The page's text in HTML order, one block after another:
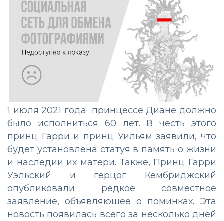
1 июля 2021 года принцессе Диане должно
было исполниться 60 лет. В честь этого
принц Гарри и принц Уильям заявили, что
будет установлена статуя в память о жизни
и наследии их матери. Также, Принц Гарри
Уэльский и герцог Кембриджский
опубликовали редкое совместное
заявление, объявляющее о поминках. Эта
новость появилась всего за несколько дней